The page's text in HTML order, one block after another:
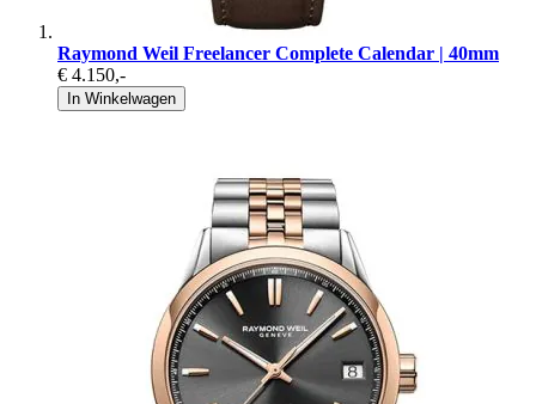
Raymond Weil Freelancer Complete Calendar | 40mm
€ 4.150,-
In Winkelwagen